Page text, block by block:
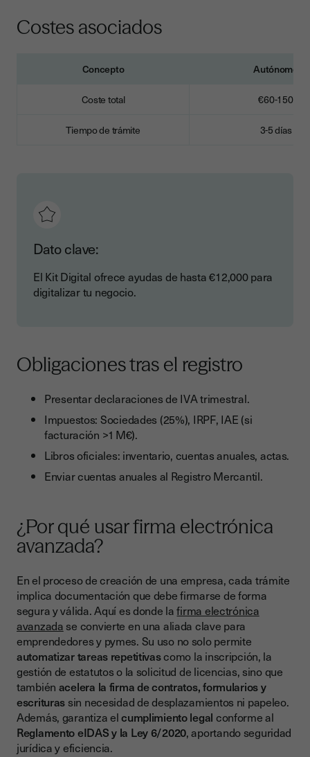
Costes asociados
Concepto Autónomo
Coste total €60-150
Tiempo de trámite 3-5 días
Dato clave:
El Kit Digital ofrece ayudas de hasta €12,000 para
digitalizar tu negocio.
Obligaciones tras el registro
Presentar declaraciones de IVA trimestral.
Impuestos: Sociedades (25%), IRPF, IAE (si
facturación >1 M€).
Libros oficiales: inventario, cuentas anuales, actas.
Enviar cuentas anuales al Registro Mercantil.
¿Por qué usar firma electrónica
avanzada?
En el proceso de creación de una empresa, cada trámite
implica documentación que debe firmarse de forma
segura y válida. Aquí es donde lafirma electrónica
avanzada se convierte en una aliada clave para
emprendedores y pymes. Su uso no solo permite
automatizar tareas repetitivascomo la inscripción, la
gestión de estatutos o la solicitud de licencias, sino que
también acelera la firma de contratos, formularios y
escrituras sin necesidad de desplazamientos ni papeleo.
Además, garantiza elcumplimiento legal conforme al
Reglamento eIDAS y la Ley 6/2020, aportando seguridad
jurídica y eficiencia.